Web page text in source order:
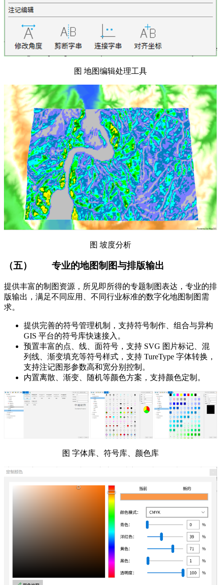
图 地图编辑处理工具
图 坡度分析
（五） 专业的地图制图与排版输出
提供丰富的制图资源，所见即所得的专题制图表达，专业的排
版输出，满足不同应用、不同行业标准的数字化地图制图需
求。
提供完善的符号管理机制，支持符号制作、组合与异构
GIS 平台的符号库快速接入。
预置丰富的点、线、面符号，支持 SVG 图片标记、混
列线、渐变填充等符号样式，支持 TureType 字体转换，
支持注记图形参数高和宽分别控制。
内置离散、渐变、随机等颜色方案，支持颜色定制。
图 字体库、符号库、颜色库